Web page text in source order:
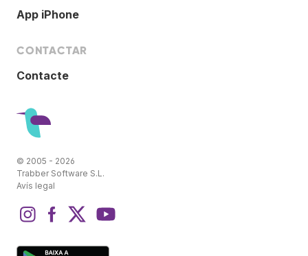
App iPhone
CONTACTAR
Contacte
© 2005 - 2026
Trabber Software S.L.
Avís legal